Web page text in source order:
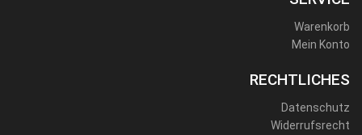
Warenkorb
Mein Konto
RECHTLICHES
Datenschutz
Widerrufsrecht